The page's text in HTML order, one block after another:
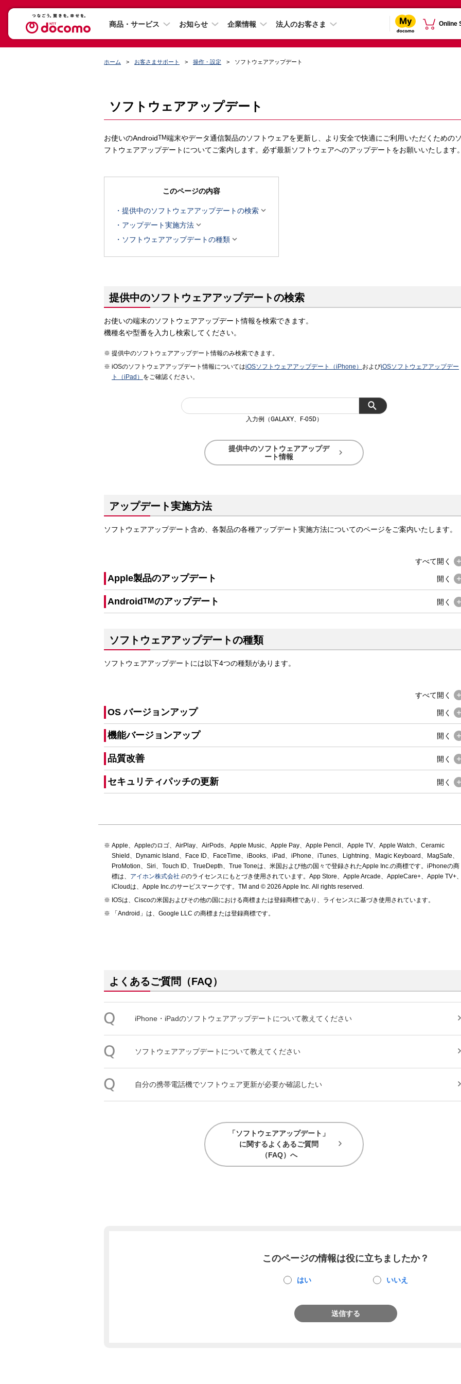
商品・サービス お知らせ 企業情報 法人のお客さま Online
ホーム お客さまサポート 操作・設定 ソフトウェアアップデート
ソフトウェアアップデート
お使いのAndroidTM端末やデータ通信製品のソフトウェアを更新し、より安全で快適にご利用いただくための
フトウェアアップデートについてご案内します。必ず最新ソフトウェアへのアップデートをお願いいたします
このページの内容
提供中のソフトウェアアップデートの検索
アップデート実施方法
ソフトウェアアップデートの種類
提供中のソフトウェアアップデートの検索
お使いの端末のソフトウェアアップデート情報を検索できます。
機種名や型番を入力し検索してください。
提供中のソフトウェアアップデート情報のみ検索できます。
iOSのソフトウェアアップデート情報についてはiOSソフトウェアアップデート（iPhone） およびiOSソフトウェアアップデー
ト（iPad） をご確認ください。
入力例（GALAXY、F-05D）
提供中のソフトウェアアップデ
ート情報

アップデート実施方法
ソフトウェアアップデート含め、各製品の各種アップデート実施方法についてのページをご案内いたします。
すべて開く
Apple製品のアップデート 開く
AndroidTMのアップデート 開く
ソフトウェアアップデートの種類
ソフトウェアアップデートには以下4つの種類があります。
すべて開く
OS バージョンアップ 開く
機能バージョンアップ 開く
品質改善 開く
セキュリティパッチの更新 開く
Apple、Appleのロゴ、AirPlay、AirPods、Apple Music、Apple Pay、Apple Pencil、Apple TV、Apple Watch、Ceramic
Shield、Dynamic Island、Face ID、FaceTime、iBooks、iPad、iPhone、iTunes、Lightning、Magic Keyboard、MagSafe、
ProMotion、Siri、Touch ID、TrueDepth、True Toneは、米国および他の国々で登録されたApple Inc.の商標です。iPhoneの商
標は、 アイホン株式会社
のライセンスにもとづき使用されています。App Store、Apple Arcade、AppleCare+、Apple TV+
iCloudは、Apple Inc.のサービスマークです。TM and © 2026 Apple Inc. All rights reserved.
IOSは、Ciscoの米国およびその他の国における商標または登録商標であり、ライセンスに基づき使用されています。
「Android」は、Google LLC の商標または登録商標です。
よくあるご質問（FAQ）
iPhone・iPadのソフトウェアアップデート について教えてください
ソフトウェアアップデート について教えてください
自分の携帯電話機でソフトウェア更新が必要か確認したい
「ソフトウェアアップデート」
に関するよくあるご質問
（FAQ）へ
このページの情報は役に立ちましたか？
はい いいえ
送信する